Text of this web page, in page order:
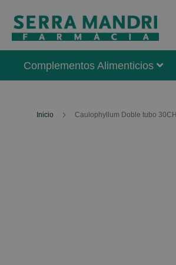
Complementos Alimenticios
Inicio Caulophyllum Doble tubo